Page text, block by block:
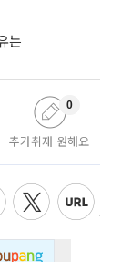
는
추가취재 원해요
0